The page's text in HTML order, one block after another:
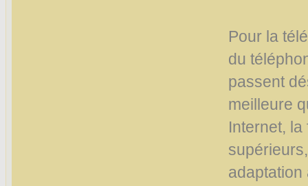
Pour la
du
passent
meilleure
Internet,
adaptation